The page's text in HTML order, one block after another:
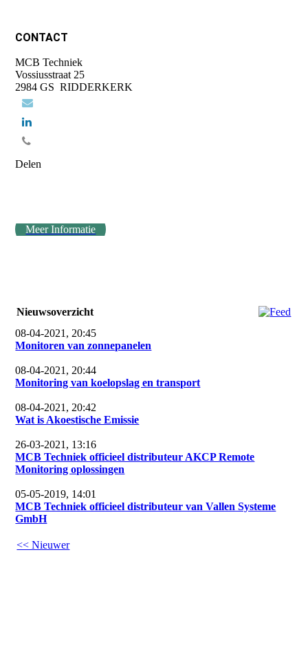
CONTACT
MCB Techniek
Vossiusstraat 25
2984 GS RIDDERKERK
Delen
Meer Informatie
Nieuwsoverzicht
08-04-2021, 20:45
Monitoren van zonnepanelen
08-04-2021, 20:44
Monitoring van koelopslag en transport
08-04-2021, 20:42
Wat is Akoestische Emissie
26-03-2021, 13:16
MCB Techniek officieel distributeur AKCP Remote
Monitoring oplossingen
05-05-2019, 14:01
MCB Techniek officieel distributeur van Vallen Systeme
GmbH
<< Nieuwer